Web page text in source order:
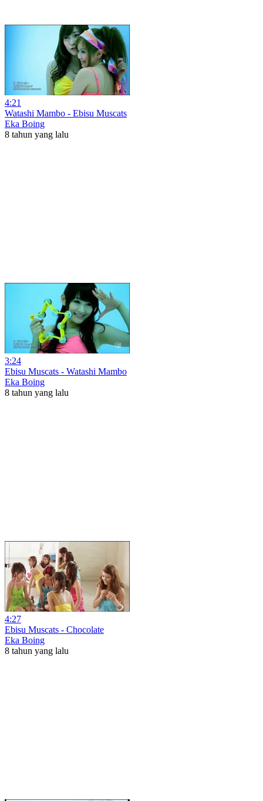
4:21
Watashi Mambo - Ebisu Muscats
Eka Boing
8 tahun yang lalu
3:24
Ebisu Muscats - Watashi Mambo
Eka Boing
8 tahun yang lalu
4:27
Ebisu Muscats - Chocolate
Eka Boing
8 tahun yang lalu